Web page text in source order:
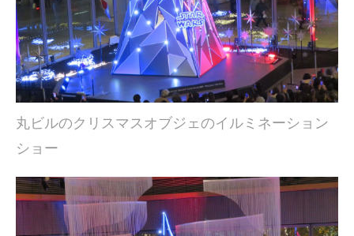
丸ビルのクリスマスオブジェのイルミネーション
ショー